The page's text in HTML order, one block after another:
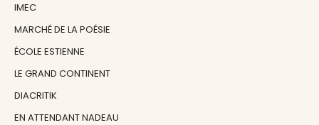
IMEC
MARCHÉ DE LA POÉSIE
ÉCOLE ESTIENNE
LE GRAND CONTINENT
DIACRITIK
EN ATTENDANT NADEAU